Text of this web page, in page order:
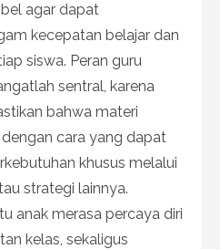
agar dapat
kecepatan belajar dan
siswa. Peran guru
sentral, karena
bahwa materi
cara yang dapat
khusus melalui
strategi lainnya.
anak merasa percaya diri
kelas, sekaligus